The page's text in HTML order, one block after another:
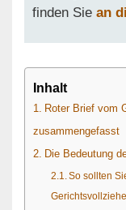
finden Sie an
Inhalt
Roter Brief vom
zusammengefasst
Die Bedeutung
So sollten